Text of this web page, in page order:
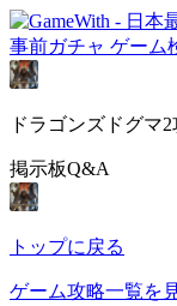
事前ガチャ ゲーム
ドラゴンズドグマ2
掲示板Q&A
トップに戻る
ゲーム攻略一覧を